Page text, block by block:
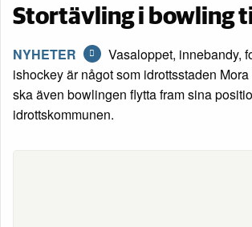
Stortävling i bowling
NYHETER
Vasaloppet, innebandy,
ishockey är något som idrottsstaden Mora
ska även bowlingen flytta fram sina
idrottskommunen.